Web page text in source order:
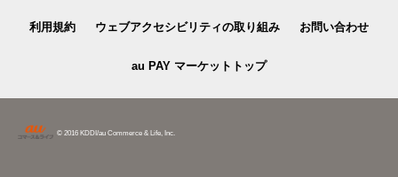
利用規約 ウェブアクセシビリティの取り組み お問い合わせ
au PAY マーケットトップ
© 2016 KDDI/au Commerce & Life, Inc.